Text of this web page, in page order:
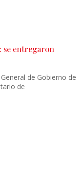
se entregaron
de Gobierno de
de